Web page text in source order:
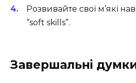
Розвивайте свої м’які
“soft skills”.
Завершальні